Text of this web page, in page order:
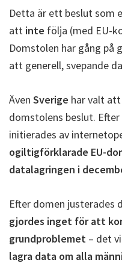
Detta är ett beslut som
att inte följa (med EU-
Domstolen har gång på
att generell, svepande
Även Sverige har valt
domstolens beslut.
initierades av
ogiltigförklarade EU-
datalagringen i
Efter domen justerades
gjordes inget för att
grundproblemet – det
lagra data om alla